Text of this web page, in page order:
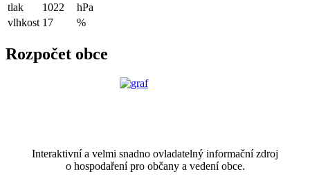
tlak
1022
hPa
vlhkost 17 %
Rozpočet obce
Interaktivní a velmi snadno ovladatelný informační zdroj
o hospodaření pro občany a vedení obce.